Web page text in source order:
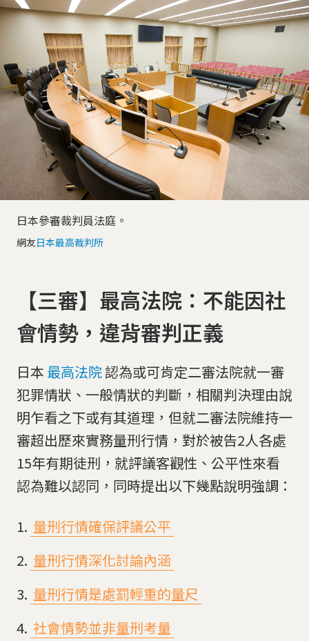
日本參審裁判員法庭。
網友日本最高裁判所
【三審】最高法院：不能因社
會情勢，違背審判正義
日本 最高法院認為或可肯定二審法院就一審
犯罪情狀、一般情狀的判斷，相關判決理由說
明乍看之下或有其道理，但就二審法院維持一
審超出歷來實務量刑行情，對於被告2人各處
15年有期徒刑，就評議客觀性、公平性來看
認為難以認同，同時提出以下幾點說明強調：
量刑行情確保評議公平
量刑行情深化討論內涵
量刑行情是處罰輕重的量尺
社會情勢並非量刑考量